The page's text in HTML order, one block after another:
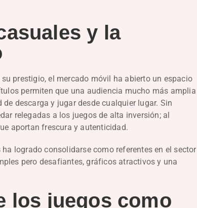
y la
prestigio, el mercado móvil ha abierto un espacio
permiten que una audiencia mucho más amplia
descarga y jugar desde cualquier lugar. Sin
relegadas a los juegos de alta inversión; al
aportan frescura y autenticidad.
logrado consolidarse como referentes en el sector
pero desafiantes, gráficos atractivos y una
los juegos como